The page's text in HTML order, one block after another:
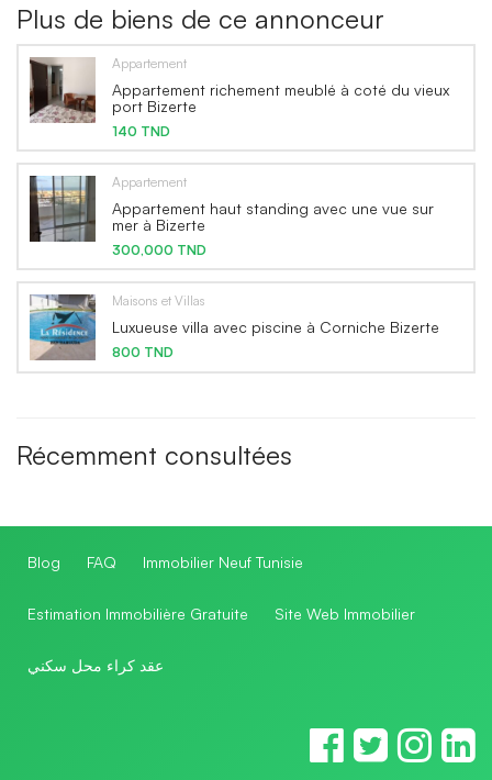
Plus de biens de ce annonceur
Appartement
Appartement richement meublé à coté du vieux
port Bizerte
140 TND
Appartement
Appartement haut standing avec une vue sur
mer à Bizerte
300,000 TND
Maisons et Villas
Luxueuse villa avec piscine à Corniche Bizerte
800 TND
Récemment consultées
Blog FAQ Immobilier Neuf Tunisie
Estimation Immobilière Gratuite Site Web Immobilier
عقد كراء محل سكني